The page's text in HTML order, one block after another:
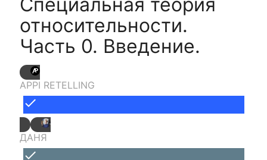
относительности.
Часть 0. Введение.
APPI RETELLING
done
ДАНЯ
done